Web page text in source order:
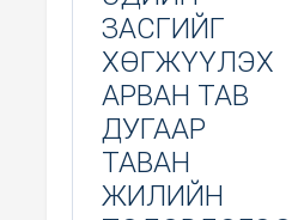
ЗАСГИЙГ
ХӨГЖҮҮЛЭХ
АРВАН ТАВ
ДУГААР
ТАВАН
ЖИЛИЙН